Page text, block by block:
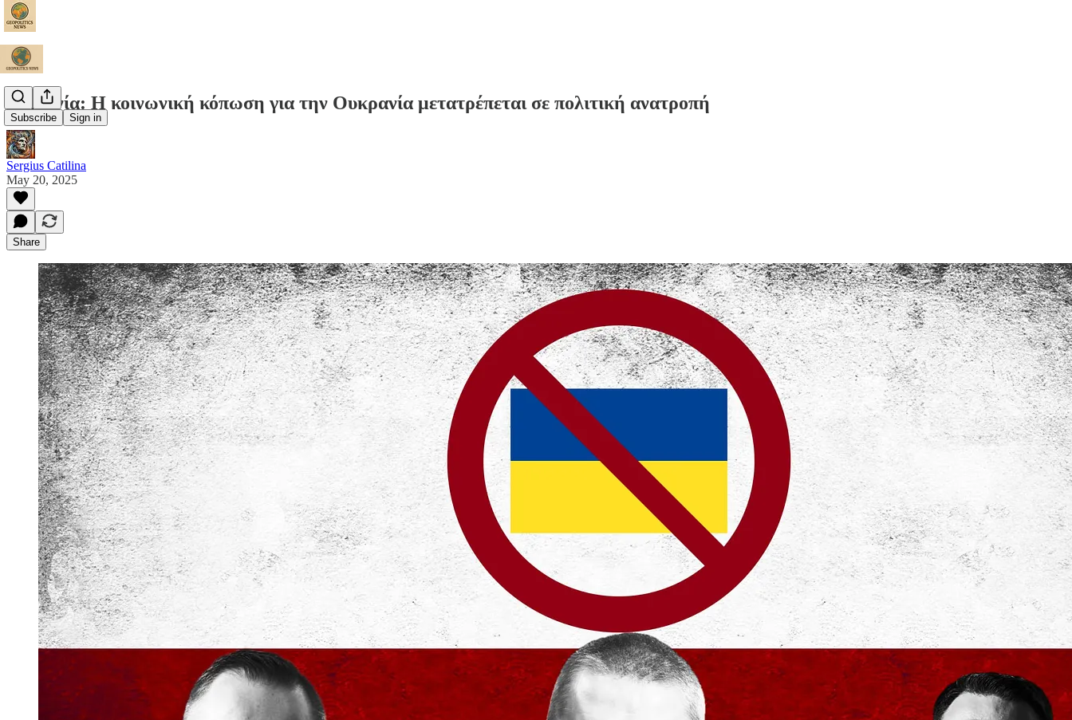
Subscribe Sign in
Πολωνία: Η κοινωνική κόπωση για την Ουκρανία μετατρέπεται σε πολιτική ανατροπή
Sergius Catilina
May 20, 2025
Share